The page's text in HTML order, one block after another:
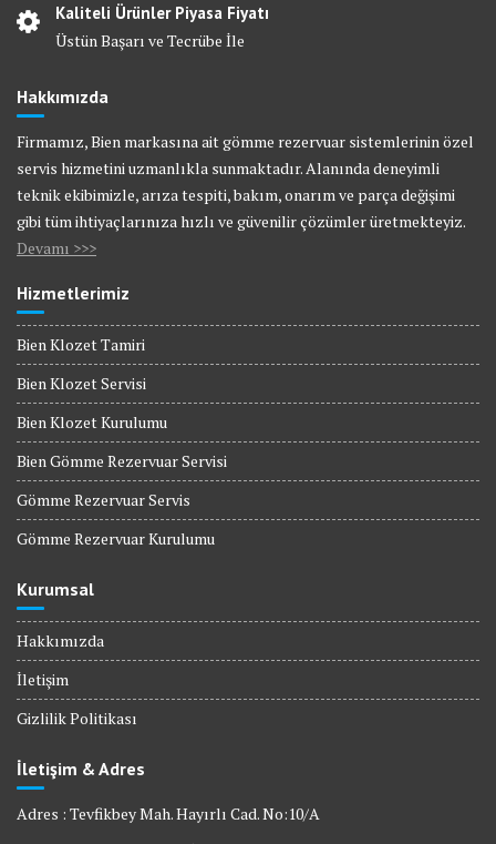
Kaliteli Ürünler Piyasa Fiyatı
Üstün Başarı ve Tecrübe İle
Hakkımızda
Firmamız, Bien markasına ait gömme rezervuar sistemlerinin özel
servis hizmetini uzmanlıkla sunmaktadır. Alanında deneyimli
teknik ekibimizle, arıza tespiti, bakım, onarım ve parça değişimi
gibi tüm ihtiyaçlarınıza hızlı ve güvenilir çözümler üretmekteyiz.
Devamı >>>
Hizmetlerimiz
Bien Klozet Tamiri
Bien Klozet Servisi
Bien Klozet Kurulumu
Bien Gömme Rezervuar Servisi
Gömme Rezervuar Servis
Gömme Rezervuar Kurulumu
Kurumsal
Hakkımızda
İletişim
Gizlilik Politikası
İletişim & Adres
Adres : Tevfikbey Mah. Hayırlı Cad. No:10/A